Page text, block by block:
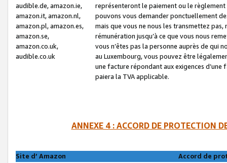
audible.de, amazon.ie,
amazon.it, amazon.nl,
amazon.pl, amazon.es,
amazon.se,
amazon.co.uk,
audible.co.uk
représenteront le paiement ou le
pouvons vous demander ponctuellement
mais que vous ne nous les transmettez
rémunération jusqu’à ce que vous nous
vous n’êtes pas la personne auprès de qui
au Luxembourg, vous pouvez être
une facture répondant aux exigences
paiera la TVA applicable.
ANNEXE 4 : ACCORD DE PROTECTION
Site d’ Amazon
Accord de